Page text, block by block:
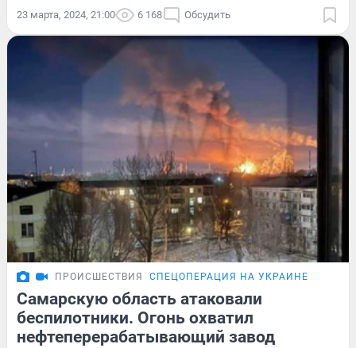
23 марта, 2024, 21:00 6 168 Обсудить
ПРОИСШЕСТВИЯ СПЕЦОПЕРАЦИЯ НА УКРАИНЕ
Самарскую область атаковали
беспилотники. Огонь охватил
нефтеперерабатывающий завод